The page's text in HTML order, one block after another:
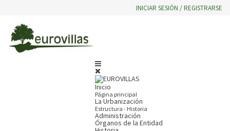
INICIAR SESIÓN / REGISTRARSE
Inicio
Página principal
La Urbanización
Estructura - Historia
Administración
Órganos de la Entidad